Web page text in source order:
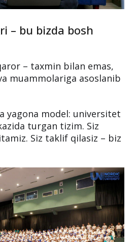
– bu bizda bosh
– taxmin bilan emas,
muammolariga asoslanib
yagona model: universitet
turgan tizim. Siz
Siz taklif qilasiz – biz